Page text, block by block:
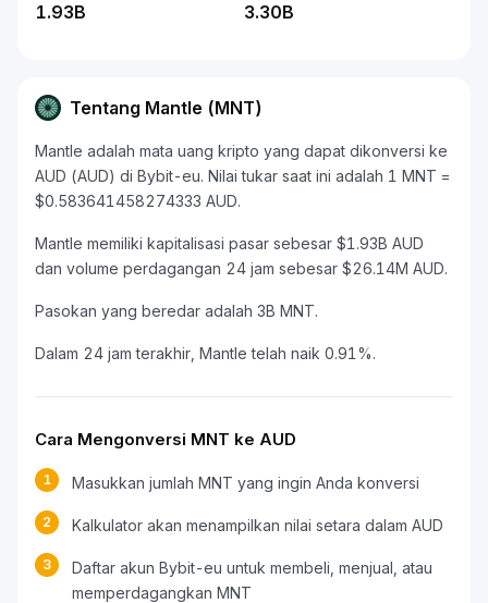
1.93B 3.30B
Tentang Mantle (MNT)
Mantle adalah mata uang kripto yang dapat dikonversi ke
AUD (AUD) di Bybit-eu. Nilai tukar saat ini adalah 1 MNT =
$0.583641458274333 AUD.
Mantle memiliki kapitalisasi pasar sebesar $1.93B AUD
dan volume perdagangan 24 jam sebesar $26.14M AUD.
Pasokan yang beredar adalah 3B MNT.
Dalam 24 jam terakhir, Mantle telah naik 0.91%.
Cara Mengonversi MNT ke AUD
1 Masukkan jumlah MNT yang ingin Anda konversi
2 Kalkulator akan menampilkan nilai setara dalam AUD
3
Daftar akun Bybit-eu untuk membeli, menjual, atau
memperdagangkan MNT